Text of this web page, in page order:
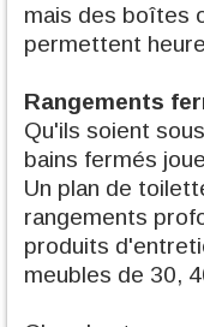
mais des boîtes
permettent
Rangements
Qu'ils soient
bains fermés
Un plan de
rangements
produits
meubles de 30,